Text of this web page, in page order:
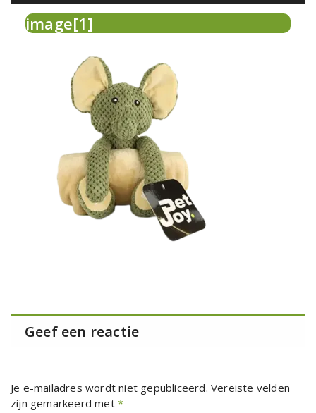
image[1]
Geef een reactie
Je e-mailadres wordt niet gepubliceerd. Vereiste velden
zijn gemarkeerd met *